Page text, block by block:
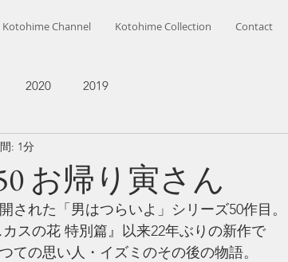
Kotohime Channel Kotohime Collection Contact
2020 2019
お帰り寅さん
: 1分
された「男はつらいよ」シリーズ50作目。
スの花 特別篇』以来22年ぶりの新作で
ての思い人・イズミのその後の物語。